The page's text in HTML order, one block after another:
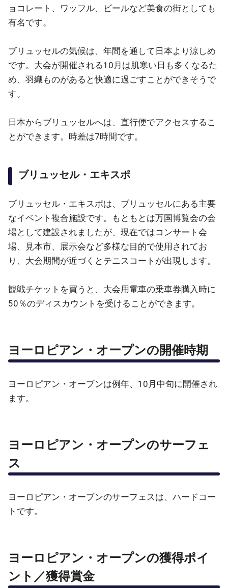
ョコレート、ワッフル、ビールなど美食の街としても
有名です。
ブリュッセルの気候は、年間を通して日本より涼しめ
です。大会が開催される10月は肌寒い日も多くなるた
め、羽織ものがあると快適に過ごすことができそうで
す。
日本からブリュッセルへは、直行便でアクセスするこ
とができます。時差は7時間です。
ブリュッセル・エキスポ
ブリュッセル・エキスポは、ブリュッセルにある主要
なイベント複合施設です。もともとは万国博覧会の会
場として建設されましたが、現在ではコンサート会
場、見本市、展示会など多様な目的で使用されてお
り、大会期間が近づくとテニスコートが出現します。
観戦チケットを買うと、大会用電車の乗車券購入時に
50％のディスカウントを受けることができます。
ヨーロピアン・オープンの開催時期
ヨーロピアン・オープンは例年、10月中旬に開催され
ます。
ヨーロピアン・オープンのサーフェ
ス
ヨーロピアン・オープンのサーフェスは、ハードコー
トです。
ヨーロピアン・オープンの獲得ポイ
ント／獲得賞金